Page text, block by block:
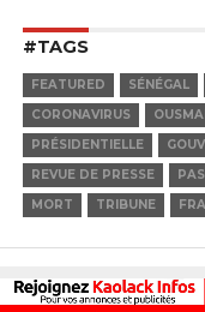
#TAGS
FEATURED SÉNÉGAL
CORONAVIRUS
PRÉSIDENTIELLE
REVUE DE PRESSE
MORT
TRIBUNE